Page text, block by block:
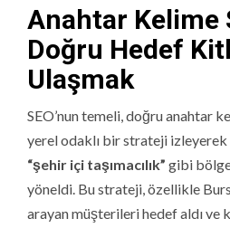
Anahtar Kelime
Doğru Hedef
Ulaşmak
SEO’nun temeli, doğru anahtar
yerel odaklı bir strateji izleyerek
“şehir içi taşımacılık” gibi
yöneldi. Bu strateji, özellikle
arayan müşterileri hedef aldı ve